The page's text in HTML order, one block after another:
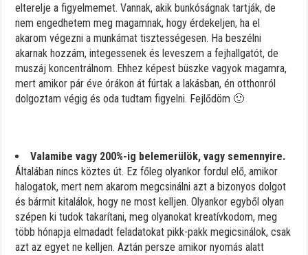
elterelje a figyelmemet. Vannak, akik bunkóságnak tartják, de
nem engedhetem meg magamnak, hogy érdekeljen, ha el
akarom végezni a munkámat tisztességesen. Ha beszélni
akarnak hozzám, integessenek és leveszem a fejhallgatót, de
muszáj koncentrálnom. Ehhez képest büszke vagyok magamra,
mert amikor pár éve órákon át fúrtak a lakásban, én otthonról
dolgoztam végig és oda tudtam figyelni. Fejlődöm 🙂
Valamibe vagy 200%-ig belemerülök, vagy semennyire.
Általában nincs köztes út. Ez főleg olyankor fordul elő, amikor
halogatok, mert nem akarom megcsinálni azt a bizonyos dolgot
és bármit kitalálok, hogy ne most kelljen. Olyankor egyből olyan
szépen ki tudok takarítani, meg olyanokat kreatívkodom, meg
több hónapja elmadadt feladatokat pikk-pakk megicsinálok, csak
azt az egyet ne kelljen. Aztán persze amikor nyomás alatt